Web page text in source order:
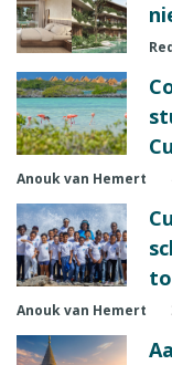
Anouk van Hemert
Anouk van Hemert